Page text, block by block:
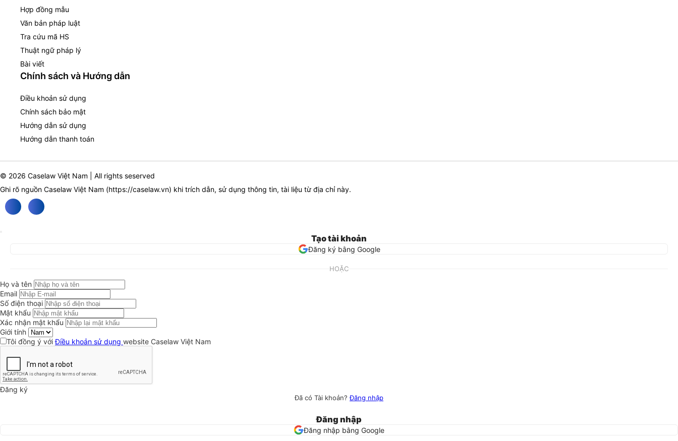
Hợp đồng mẫu
Văn bản pháp luật
Tra cứu mã HS
Thuật ngữ pháp lý
Bài viết
Chính sách và Hướng dẫn
Điều khoản sử dụng
Chính sách bảo mật
Hướng dẫn sử dụng
Hướng dẫn thanh toán
© 2026 Caselaw Việt Nam | All rights seserved
Ghi rõ nguồn Caselaw Việt Nam (https://caselaw.vn) khi trích dẫn, sử dụng thông tin, tài liệu từ địa chỉ này.
Tạo tài khoản
Đăng ký bằng Google
HOẶC
Họ và tên
Email
Số điện thoại
Mật khẩu
Xác nhận mật khẩu
Giới tính
Tôi đồng ý vớiĐiều khoản sử dụng website Caselaw Việt Nam
Đăng ký
Đã có Tài khoản?Đăng nhập
Đăng nhập
Đăng nhập bằng Google